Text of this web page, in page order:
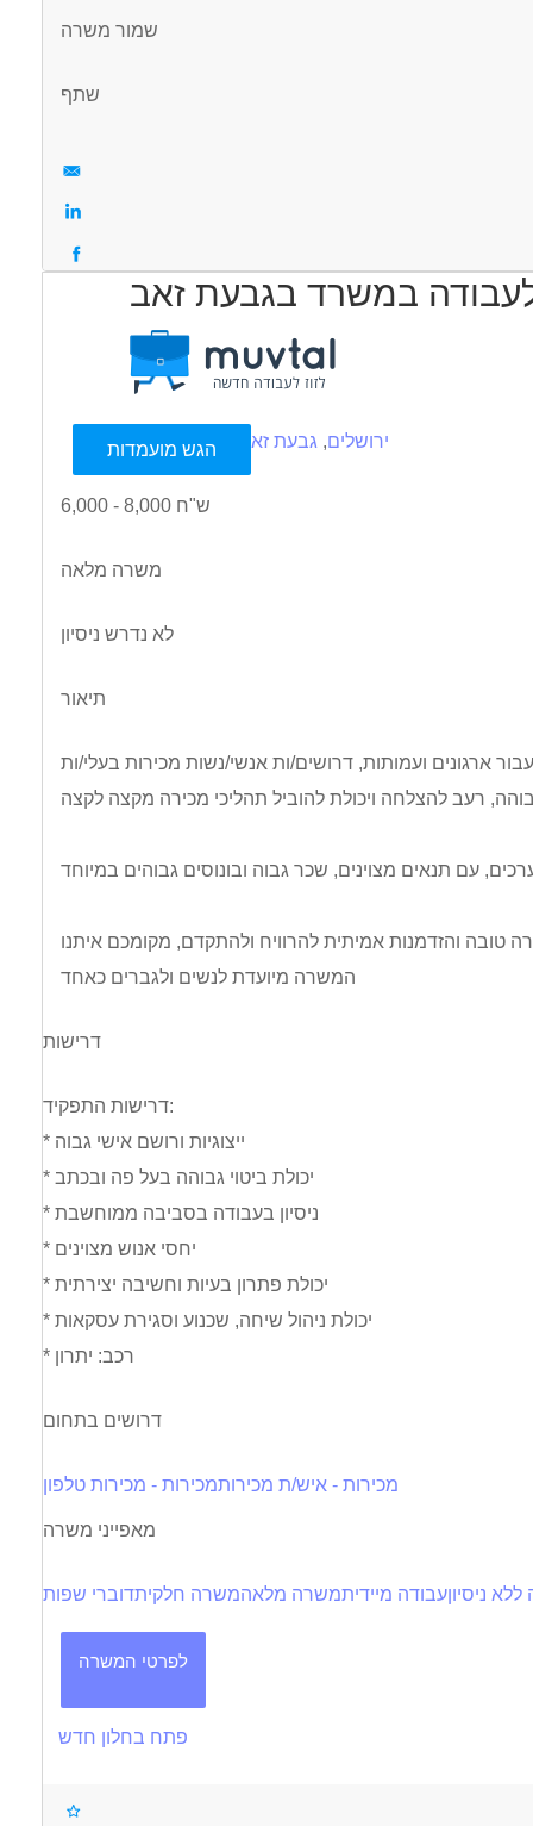
שמור משרה
שתף
במשרד בגבעת זאב
הגש מועמדות ירושלים, גבעת זאב
6,000 - 8,000 ש"ח
משרה מלאה
לא נדרש ניסיון
תיאור
ארגונים ועמותות, דרושים/ות אנשי/נשות מכירות בעלי/ות
המשרה מיועדת לנשים ולגברים כאחד
דרישות
דרישות התפקיד:
* ייצוגיות ורושם אישי גבוה
* יכולת ביטוי גבוהה בעל פה ובכתב
* ניסיון בעבודה בסביבה ממוחשבת
* יחסי אנוש מצוינים
* יכולת פתרון בעיות וחשיבה יצירתית
* יכולת ניהול שיחה, שכנוע וסגירת עסקאות
* רכב: יתרון
דרושים בתחום
מכירות - איש/ת מכירותמכירות - מכירות טלפון
מאפייני משרה
ניסיוןעבודה מיידיתמשרה מלאהמשרה חלקיתדוברי שפות
לפרטי המשרה
פתח בחלון חדש